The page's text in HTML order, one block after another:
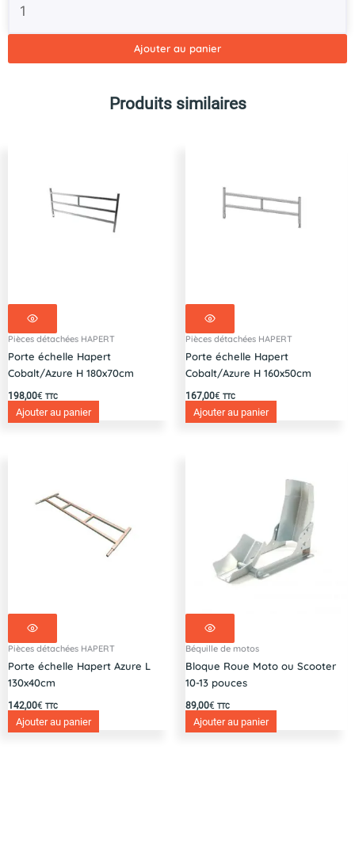
2
Ajouter au panier
Produits similaires
Pièces détachées HAPERT
Porte échelle Hapert
Cobalt/Azure H 180x70cm
198,00€ TTC
Ajouter au panier
Pièces détachées HAPERT
Porte échelle Hapert
Cobalt/Azure H 160x50cm
167,00€ TTC
Ajouter au panier
Pièces détachées HAPERT
Porte échelle Hapert Azure L
130x40cm
142,00€ TTC
Ajouter au panier
Béquille de motos
Bloque Roue Moto ou Scooter
10-13 pouces
89,00€ TTC
Ajouter au panier